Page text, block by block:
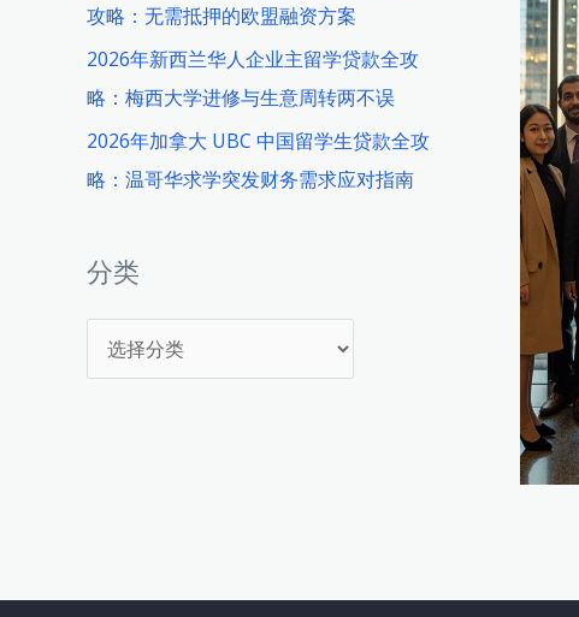
攻略：无需抵押的欧盟融资方案
2026年新西兰华人企业主留学贷款全攻
略：梅西大学进修与生意周转两不误
2026年加拿大 UBC 中国留学生贷款全攻
略：温哥华求学突发财务需求应对指南
分类
类